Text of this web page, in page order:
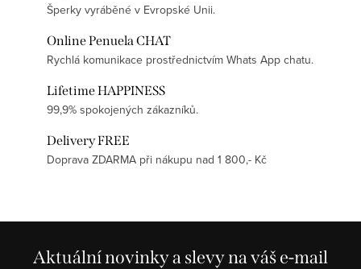
Šperky vyráběné v Evropské Unii.
Online Penuela CHAT
Rychlá komunikace prostřednictvím Whats App chatu.
Lifetime HAPPINESS
99,9% spokojených zákazníků.
Delivery FREE
Doprava ZDARMA při nákupu nad 1 800,- Kč
Aktuální novinky a slevy na váš e-mail